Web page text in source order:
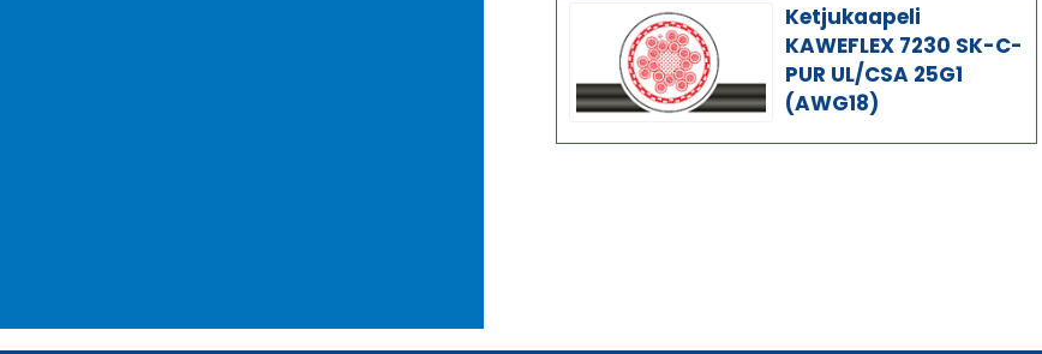
Ketjukaapeli
KAWEFLEX 7230 SK-C-
PUR UL/CSA 25G1
(AWG18)